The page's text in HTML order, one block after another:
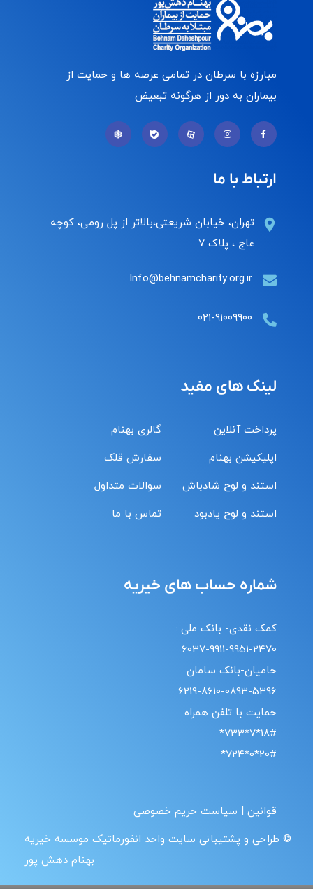
مبارزه با سرطان در تمامی عرصه ها و حمایت از
بیماران به دور از هرگونه تبعیض
ارتباط با ما
تهران، خیابان شریعتی،بالاتر از پل رومی، کوچه
عاج ، پلاک ۷
Info@behnamcharity.org.ir
۰۲۱-۹۱۰۰۹۹۰۰
لینک های مفید
پرداخت آنلاین
اپلیکیشن بهنام
استند و لوح شادباش
استند و لوح یادبود
گالری بهنام
سفارش قلک
سوالات متداول
تماس با ما
شماره حساب های خیریه
کمک نقدی- بانک ملی :
6037-9911-9951-2470
حامیان-بانک سامان :
6219-8610-0893-5396
حمایت با تلفن همراه :
18#*7*733*
20#*0*724*
قوانین | سیاست حریم خصوصی
© طراحی و پشتیبانی سایت واحد انفورماتیک موسسه خیریه
بهنام دهش پور